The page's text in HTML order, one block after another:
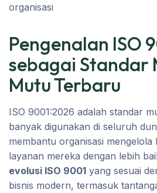
organisasi
Pengenalan ISO
sebagai Standar
Mutu Terbaru
ISO 9001:2026 adalah standar
banyak digunakan di seluruh
membantu organisasi
layanan mereka dengan lebih
evolusi ISO 9001 yang sesuai
bisnis modern, termasuk